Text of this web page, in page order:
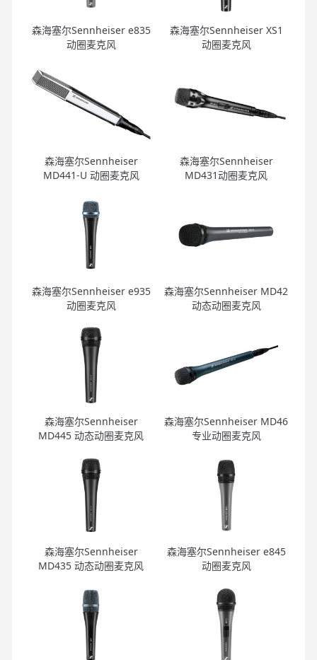
森海塞尔Sennheiser e835
动圈麦克风
森海塞尔Sennheiser XS1
动圈麦克风
森海塞尔Sennheiser
MD441-U 动圈麦克风
森海塞尔Sennheiser
MD431动圈麦克风
森海塞尔Sennheiser e935
动圈麦克风
森海塞尔Sennheiser MD42
动态动圈麦克风
森海塞尔Sennheiser
MD445 动态动圈麦克风
森海塞尔Sennheiser MD46
专业动圈麦克风
森海塞尔Sennheiser
MD435 动态动圈麦克风
森海塞尔Sennheiser e845
动圈麦克风